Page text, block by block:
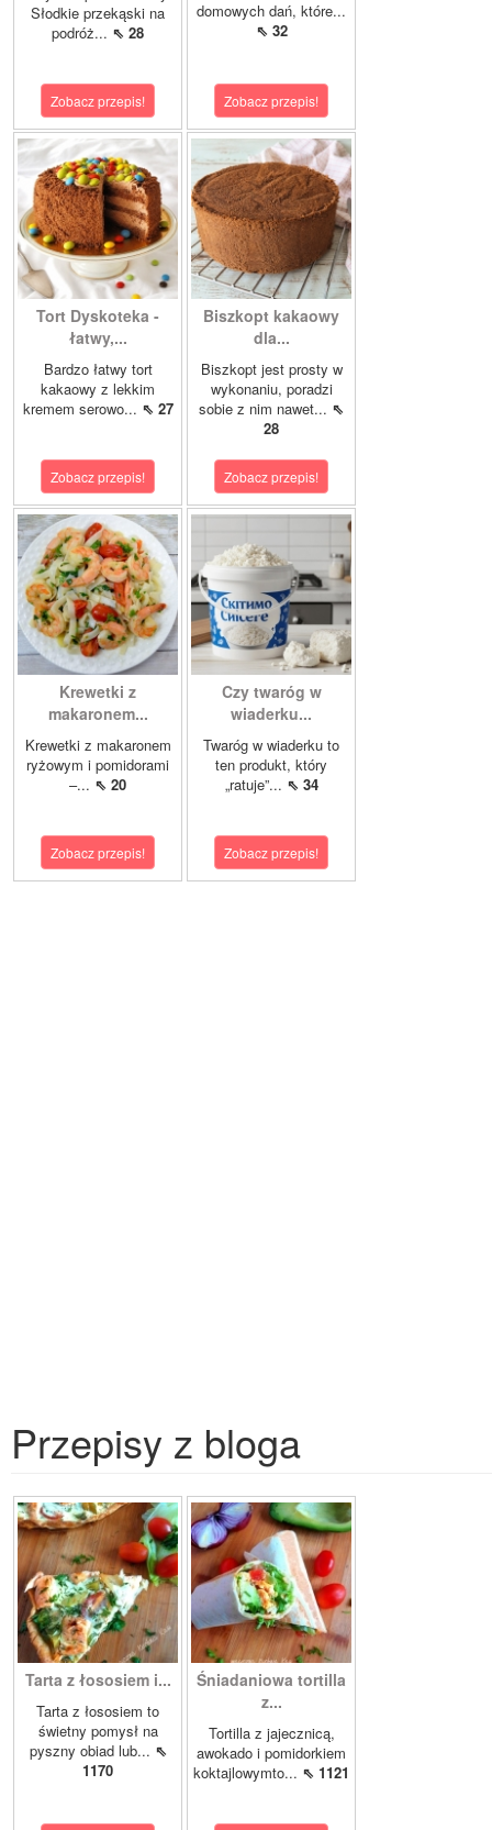
Słodkie przekąski na
podróż... ⇖ 28
Zobacz przepis!
domowych dań, które...
⇖ 32
Zobacz przepis!
Tort Dyskoteka -
łatwy,...
Bardzo łatwy tort
kakaowy z lekkim
kremem serowo... ⇖ 27
Zobacz przepis!
Biszkopt kakaowy
dla...
Biszkopt jest prosty w
wykonaniu, poradzi
sobie z nim nawet... ⇖
28
Zobacz przepis!
Krewetki z
makaronem...
Krewetki z makaronem
ryżowym i pomidorami
–... ⇖ 20
Zobacz przepis!
Czy twaróg w
wiaderku...
Twaróg w wiaderku to
ten produkt, który
„ratuje”... ⇖ 34
Zobacz przepis!
Przepisy z bloga
Tarta z łososiem i...
Tarta z łososiem to
świetny pomysł na
pyszny obiad lub... ⇖
1170
Śniadaniowa tortilla
z...
Tortilla z jajecznicą,
awokado i pomidorkiem
koktajlowymto... ⇖ 1121